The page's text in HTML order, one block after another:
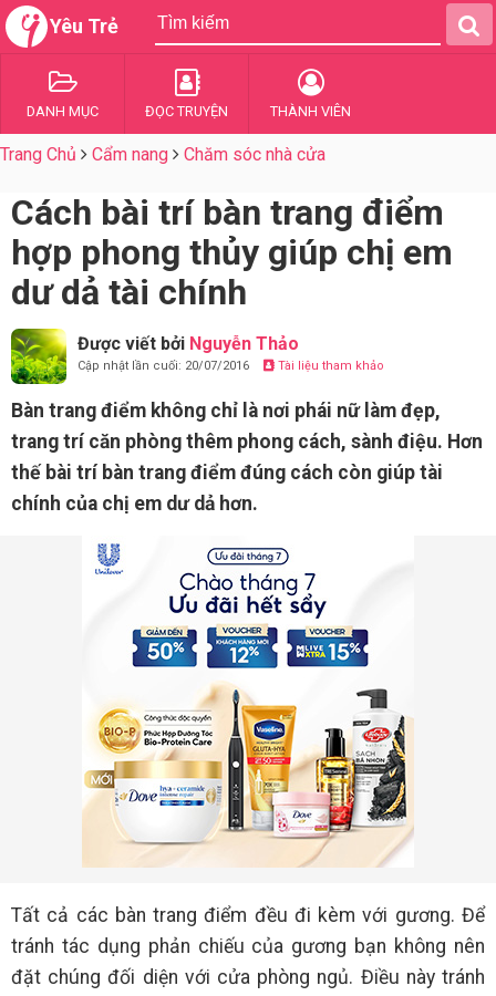
Yêu Trẻ
DANH MỤC ĐỌC TRUYỆN THÀNH VIÊN
Trang Chủ Cẩm nang Chăm sóc nhà cửa
Cách bài trí bàn trang điểm
hợp phong thủy giúp chị em
dư dả tài chính
Được viết bởi Nguyễn Thảo
Cập nhật lần cuối: 20/07/2016 Tài liệu tham khảo
Bàn trang điểm không chỉ là nơi phái nữ làm đẹp,
trang trí căn phòng thêm phong cách, sành điệu. Hơn
thế bài trí bàn trang điểm đúng cách còn giúp tài
chính của chị em dư dả hơn.
Tất cả các bàn trang điểm đều đi kèm với gương. Để
tránh tác dụng phản chiếu của gương bạn không nên
đặt chúng đối diện với cửa phòng ngủ. Điều này tránh